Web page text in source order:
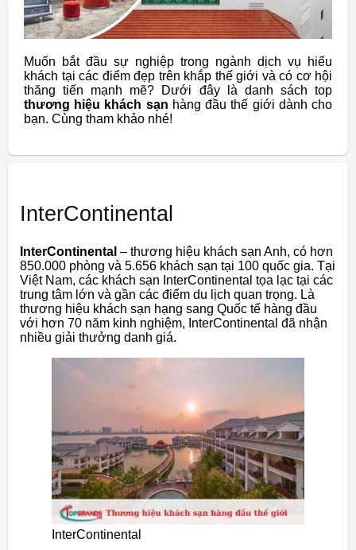
Muốn bắt đầu sự nghiệp trong ngành dịch vụ hiếu
khách tại các điểm đẹp trên khắp thế giới và có cơ hội
thăng tiến mạnh mẽ? Dưới đây là danh sách top
thương hiệu khách sạn hàng đầu thế giới dành cho
bạn. Cùng tham khảo nhé!
InterContinental
InterContinental – thương hiệu khách sạn Anh, có hơn
850.000 phòng và 5.656 khách sạn tại 100 quốc gia. Tại
Việt Nam, các khách sạn InterContinental tọa lạc tại các
trung tâm lớn và gần các điểm du lịch quan trọng. Là
thương hiệu khách sạn hạng sang Quốc tế hàng đầu
với hơn 70 năm kinh nghiệm, InterContinental đã nhận
nhiều giải thưởng danh giá.
InterContinental